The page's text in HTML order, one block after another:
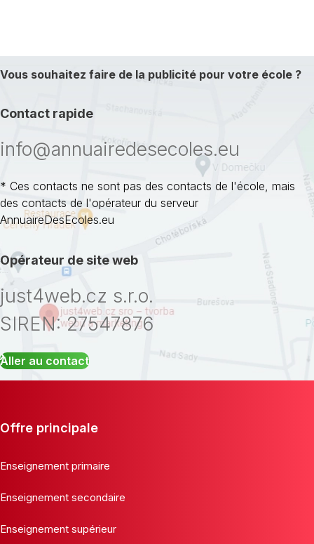
Vous souhaitez faire de la publicité pour votre école ?
Contact rapide
info@annuairedesecoles.eu
* Ces contacts ne sont pas des contacts de l'école, mais
des contacts de l'opérateur du serveur
AnnuaireDesEcoles.eu
Opérateur de site web
just4web.cz s.r.o.
SIREN: 27547876
Aller au contact
Offre principale
Enseignement primaire
Enseignement secondaire
Enseignement supérieur